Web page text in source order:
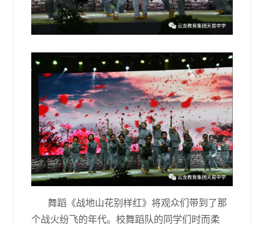
舞蹈《战地山花别样红》将观众们带到了那
个战火纷飞的年代。校舞蹈队的同学们时而柔